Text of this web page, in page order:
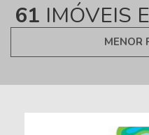
61 IMÓVEIS
MENOR